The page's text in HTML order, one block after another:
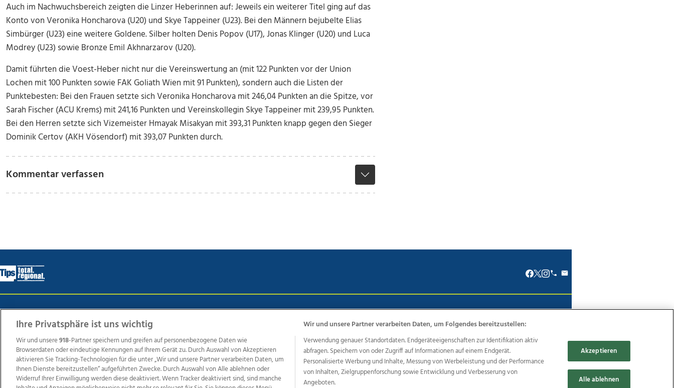
Auch im Nachwuchsbereich zeigten die Linzer Heberinnen auf: Jeweils ein weiterer Titel ging auf das
Konto von Veronika Honcharova (U20) und Skye Tappeiner (U23). Bei den Männern bejubelte Elias
Simbürger (U23) eine weitere Goldene. Silber holten Denis Popov (U17), Jonas Klinger (U20) und Luca
Modrey (U23) sowie Bronze Emil Akhnarzarov (U20).
Damit führten die Voest-Heber nicht nur die Vereinswertung an (mit 122 Punkten vor der Union
Lochen mit 100 Punkten sowie FAK Goliath Wien mit 91 Punkten), sondern auch die Listen der
Punktebesten: Bei den Frauen setzte sich Veronika Honcharova mit 246,04 Punkten an die Spitze, vor
Sarah Fischer (ACU Krems) mit 241,16 Punkten und Vereinskollegin Skye Tappeiner mit 239,95 Punkten.
Bei den Herren setzte sich Vizemeister Hmayak Misakyan mit 393,31 Punkten knapp gegen den Sieger
Dominik Certov (AKH Vösendorf) mit 393,07 Punkten durch.
Kommentar verfassen
Weitere Angebote des Medienhauses Wimmer
TV1 di-mog-i.at OÖNow Ischler Woche Life Radio OÖNachrichten OÖN Immobilien OÖN Karriere OÖN Reise
Promenaden Galerien
Regionaljobs
wasistlos.at wirtrauern.at
Ihre Privatsphäre ist uns wichtig
Wir und unsere918-Partner speichern und greifen auf personenbezogene Daten wie
Browserdaten oder eindeutige Kennungen auf Ihrem Gerät zu. Durch Auswahl von Akzeptieren
aktivieren Sie Tracking-Technologien für die unter „Wir und unsere Partner verarbeiten Daten, um
Ihnen Dienste bereitzustellen“ aufgeführten Zwecke. Durch Auswahl von Alle ablehnen oder
Widerruf Ihrer Einwilligung werden diese deaktiviert. Wenn Tracker deaktiviert sind, sind manche
Wir und unsere Partner verarbeiten Daten, um Folgendes bereitzustellen:
Verwendung genauer Standortdaten. Endgeräteeigenschaften zur Identifikation aktiv
abfragen. Speichern von oder Zugriff auf Informationen auf einem Endgerät.
Personalisierte Werbung und Inhalte, Messung von Werbeleistung und der Performance
von Inhalten, Zielgruppenforschung sowie Entwicklung und Verbesserung von
Angeboten.
Akzeptieren
Alle ablehnen